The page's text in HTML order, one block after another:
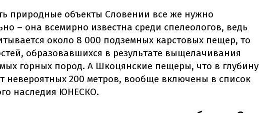
природные объекты Словении все же нужно
– она всемирно известна среди спелеологов, ведь
около 8 000 подземных карстовых пещер, то
образовавшихся в результате выщелачивания
горных пород. А Шкоцянские пещеры, что в глубину
невероятных 200 метров, вообще включены в список
наследия ЮНЕСКО.